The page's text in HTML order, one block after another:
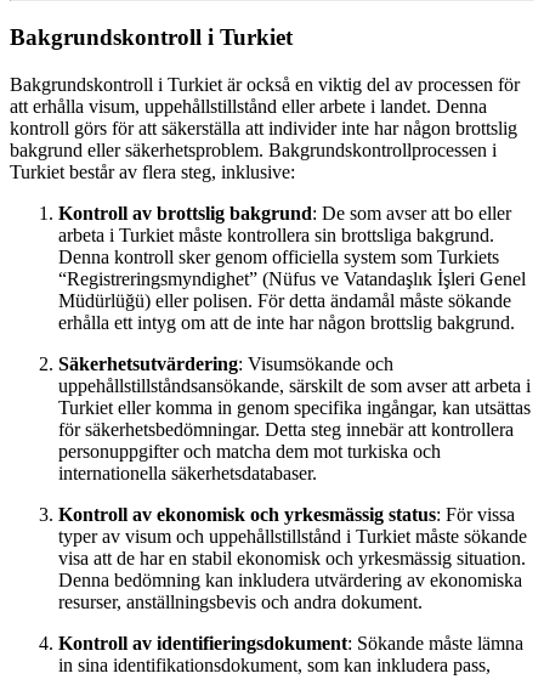
Bakgrundskontroll i Turkiet
Bakgrundskontroll i Turkiet är också en viktig del av processen för
att erhålla visum, uppehållstillstånd eller arbete i landet. Denna
kontroll görs för att säkerställa att individer inte har någon brottslig
bakgrund eller säkerhetsproblem. Bakgrundskontrollprocessen i
Turkiet består av flera steg, inklusive:
Kontroll av brottslig bakgrund: De som avser att bo eller
arbeta i Turkiet måste kontrollera sin brottsliga bakgrund.
Denna kontroll sker genom officiella system som Turkiets
“Registreringsmyndighet” (Nüfus ve Vatandaşlık İşleri Genel
Müdürlüğü) eller polisen. För detta ändamål måste sökande
erhålla ett intyg om att de inte har någon brottslig bakgrund.
Säkerhetsutvärdering: Visumsökande och
uppehållstillståndsansökande, särskilt de som avser att arbeta i
Turkiet eller komma in genom specifika ingångar, kan utsättas
för säkerhetsbedömningar. Detta steg innebär att kontrollera
personuppgifter och matcha dem mot turkiska och
internationella säkerhetsdatabaser.
Kontroll av ekonomisk och yrkesmässig status: För vissa
typer av visum och uppehållstillstånd i Turkiet måste sökande
visa att de har en stabil ekonomisk och yrkesmässig situation.
Denna bedömning kan inkludera utvärdering av ekonomiska
resurser, anställningsbevis och andra dokument.
Kontroll av identifieringsdokument: Sökande måste lämna
in sina identifikationsdokument, som kan inkludera pass,